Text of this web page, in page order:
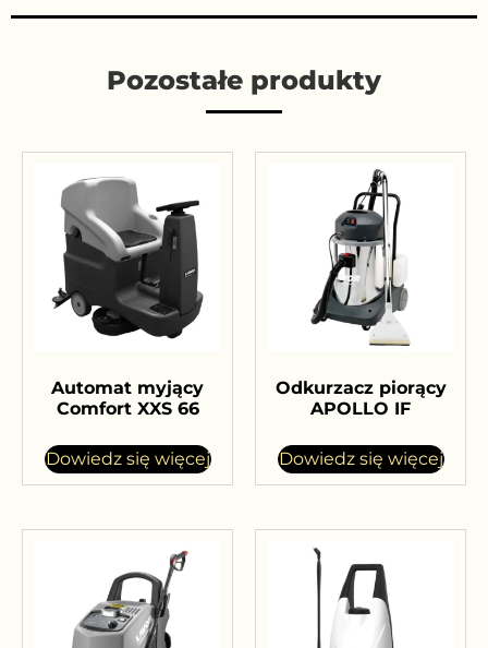
Pozostałe produkty
Automat myjący
Comfort XXS 66
Dowiedz się więcej
Odkurzacz piorący
APOLLO IF
Dowiedz się więcej